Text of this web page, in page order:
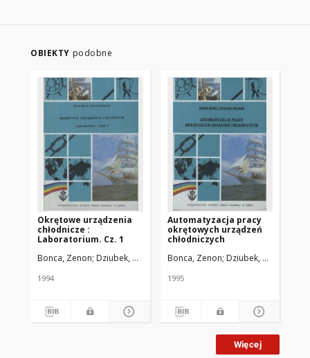
OBIEKTY podobne
Okrętowe urządzenia
chłodnicze :
Laboratorium. Cz. 1
Bonca, Zenon Dziubek, Ryszard
1994
Automatyzacja pracy
okrętowych urządzeń
chłodniczych
Bonca, Zenon Dziubek, Ryszard
1995
Więcej